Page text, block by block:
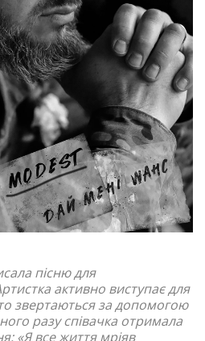
пісню для
активно виступає для
звертаються за допомогою
разу співачка отримала
«Я все життя мріяв